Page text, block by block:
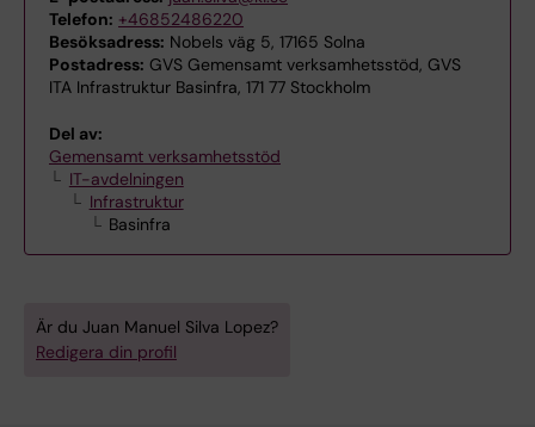
Telefon: +46852486220
Besöksadress: Nobels väg 5, 17165 Solna
Postadress: GVS Gemensamt verksamhetsstöd, GVS
ITA Infrastruktur Basinfra, 171 77 Stockholm
Del av:
Gemensamt verksamhetsstöd
IT-avdelningen
Infrastruktur
Basinfra
Är du Juan Manuel Silva Lopez?
Redigera din profil